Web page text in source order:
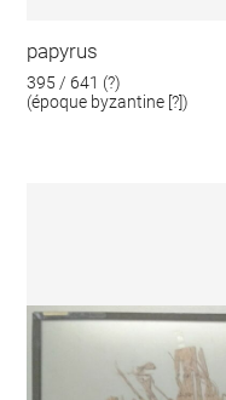
papyrus
395 / 641 (?)
(époque byzantine [?])